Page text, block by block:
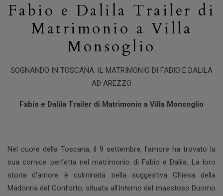
Fabio e Dalila Trailer di
Matrimonio a Villa
Monsoglio
SOGNANDO IN TOSCANA: IL MATRIMONIO DI FABIO E DALILA
AD AREZZO
Fabio e Dalila Trailer di Matrimonio a Villa Monsoglio
Nel cuore della Toscana, il 9 settembre, l'amore ha trovato la
sua cornice perfetta nel matrimonio di Fabio e Dalila. La loro
storia d'amore è culminata nella suggestiva Chiesa della
Madonna del Conforto, situata all'interno del maestoso Duomo